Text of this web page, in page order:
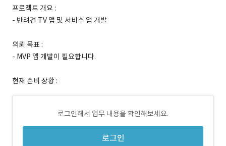
프로젝트 개요 :
- 반려견 TV 앱 및 서비스 앱 개발
의뢰 목표 :
- MVP 앱 개발이 필요합니다.
현재 준비 상황 :
로그인해서 업무 내용을 확인해보세요.
로그인